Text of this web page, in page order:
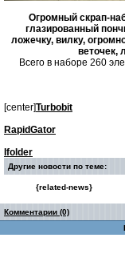
Огромный скрап-
глазированный
ложечку, вилку,
веточек,
Всего в наборе 260
[center]Turbobit
RapidGator
Ifolder
Другие новости по теме:
{related-news}
Комментарии (0)